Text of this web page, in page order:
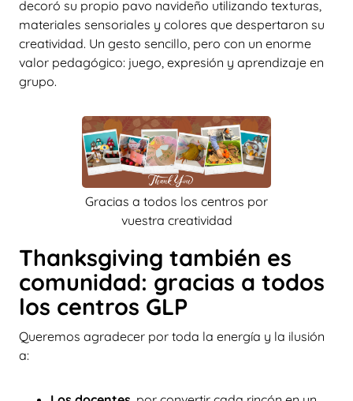
decoró su propio pavo navideño utilizando texturas,
materiales sensoriales y colores que despertaron su
creatividad. Un gesto sencillo, pero con un enorme
valor pedagógico: juego, expresión y aprendizaje en
grupo.
Gracias a todos los centros por
vuestra creatividad
Thanksgiving también es
comunidad: gracias a todos
los centros GLP
Queremos agradecer por toda la energía y la ilusión
a: